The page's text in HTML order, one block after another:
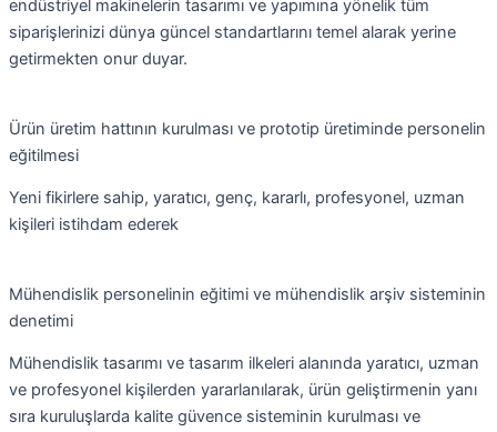
endüstriyel makinelerin tasarımı ve yapımına yönelik tüm
siparişlerinizi dünya güncel standartlarını temel alarak yerine
getirmekten onur duyar.
Ürün üretim hattının kurulması ve prototip üretiminde personelin
eğitilmesi
Yeni fikirlere sahip, yaratıcı, genç, kararlı, profesyonel, uzman
kişileri istihdam ederek
Mühendislik personelinin eğitimi ve mühendislik arşiv sisteminin
denetimi
Mühendislik tasarımı ve tasarım ilkeleri alanında yaratıcı, uzman
ve profesyonel kişilerden yararlanılarak, ürün geliştirmenin yanı
sıra kuruluşlarda kalite güvence sisteminin kurulması ve